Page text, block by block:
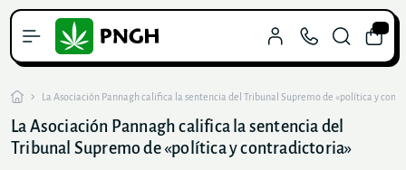
La Asociación Pannagh califica la sentencia del Tribunal Supremo de «política y
La Asociación Pannagh califica la sentencia del
Tribunal Supremo de «política y contradictoria»